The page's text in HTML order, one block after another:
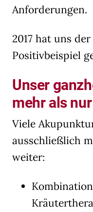
Anforderungen.
2017 hat uns
Positivbeispiel
Unser
mehr als
Viele
ausschließlich
weiter: